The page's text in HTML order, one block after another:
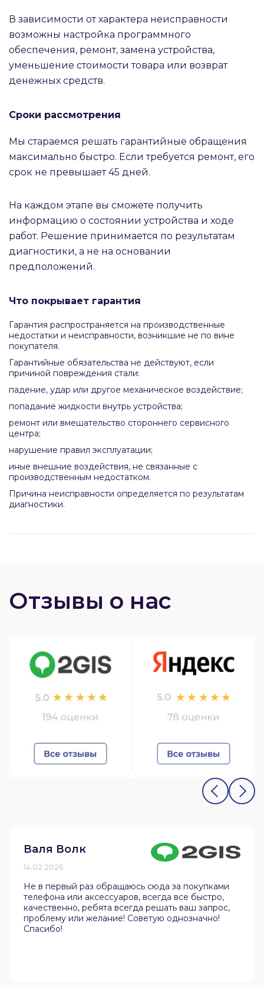
В зависимости от характера неисправности
возможны настройка программного
обеспечения, ремонт, замена устройства,
уменьшение стоимости товара или возврат
денежных средств.
Сроки рассмотрения
Мы стараемся решать гарантийные обращения
максимально быстро. Если требуется ремонт, его
срок не превышает 45 дней.
На каждом этапе вы сможете получить
информацию о состоянии устройства и ходе
работ. Решение принимается по результатам
диагностики, а не на основании
предположений.
Что покрывает гарантия
Гарантия распространяется на производственные
недостатки и неисправности, возникшие не по вине
покупателя.
Гарантийные обязательства не действуют, если
причиной повреждения стали:
падение, удар или другое механическое воздействие;
попадание жидкости внутрь устройства;
ремонт или вмешательство стороннего сервисного
центра;
нарушение правил эксплуатации;
иные внешние воздействия, не связанные с
производственным недостатком.
Причина неисправности определяется по результатам
диагностики.
Отзывы о нас
Валя Волк
14.02.2026
Не в первый раз обращаюсь сюда за покупками
телефона или аксессуаров, всегда все быстро,
качественно, ребята всегда решать ваш запрос,
проблему или желание! Советую однозначно!
Спасибо!